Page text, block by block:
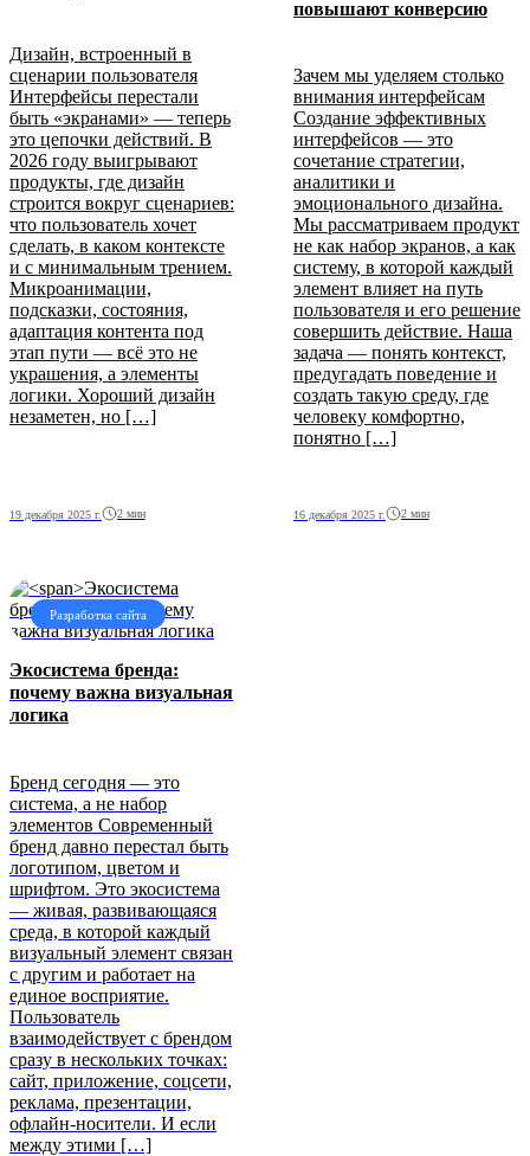
Дизайн, встроенный в
сценарии пользователя
Интерфейсы перестали
быть «экранами» — теперь
это цепочки действий. В
2026 году выигрывают
продукты, где дизайн
строится вокруг сценариев:
что пользователь хочет
сделать, в каком контексте
и с минимальным трением.
Микроанимации,
подсказки, состояния,
адаптация контента под
этап пути — всё это не
украшения, а элементы
логики. Хороший дизайн
незаметен, но […]
19 декабря 2025 г. 2 мин
повышают конверсию
Зачем мы уделяем столько
внимания интерфейсам
Создание эффективных
интерфейсов — это
сочетание стратегии,
аналитики и
эмоционального дизайна.
Мы рассматриваем продукт
не как набор экранов, а как
систему, в которой каждый
элемент влияет на путь
пользователя и его решение
совершить действие. Наша
задача — понять контекст,
предугадать поведение и
создать такую среду, где
человеку комфортно,
понятно […]
16 декабря 2025 г. 2 мин
Разработка сайта
Экосистема бренда:
почему важна визуальная
логика
Бренд сегодня — это
система, а не набор
элементов Современный
бренд давно перестал быть
логотипом, цветом и
шрифтом. Это экосистема
— живая, развивающаяся
среда, в которой каждый
визуальный элемент связан
с другим и работает на
единое восприятие.
Пользователь
взаимодействует с брендом
сразу в нескольких точках:
сайт, приложение, соцсети,
реклама, презентации,
офлайн‑носители. И если
между этими […]